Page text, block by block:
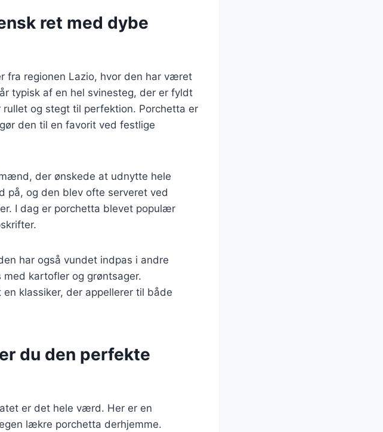
ret med dybe
fra regionen Lazio, hvor den har været
typisk af en hel svinesteg, der er fyldt
og stegt til perfektion. Porchetta er
den til en favorit ved festlige
der ønskede at udnytte hele
på, og den blev ofte serveret ved
I dag er porchetta blevet populær
har også vundet indpas i andre
kartofler og grøntsager.
klassiker, der appellerer til både
du den perfekte
er det hele værd. Her er en
lækre porchetta derhjemme.